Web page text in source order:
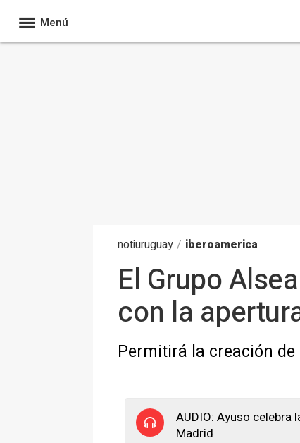
Menú
notiuruguay / iberoamerica
El Grupo
con la
Permitirá la creación
AUDIO: Ayuso celebra
Madrid